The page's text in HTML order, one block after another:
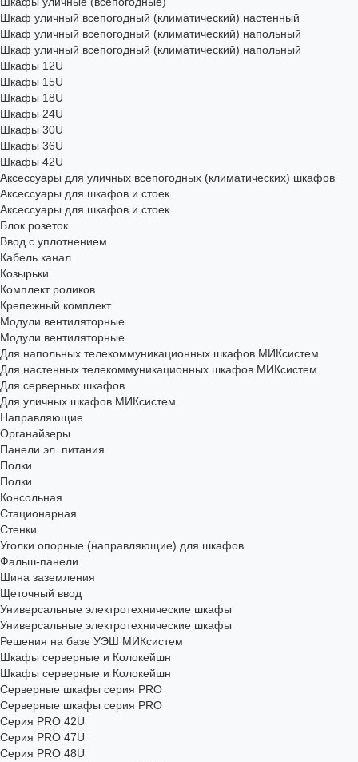
Шкаф уличный всепогодный (климатический) настенный
Шкаф уличный всепогодный (климатический) напольный
Шкаф уличный всепогодный (климатический) напольный
Шкафы 12U
Шкафы 15U
Шкафы 18U
Шкафы 24U
Шкафы 30U
Шкафы 36U
Шкафы 42U
Аксессуары для уличных всепогодных (климатических) шкафов
Аксессуары для шкафов и стоек
Аксессуары для шкафов и стоек
Блок розеток
Ввод с уплотнением
Кабель канал
Козырьки
Комплект роликов
Крепежный комплект
Модули вентиляторные
Модули вентиляторные
Для напольных телекоммуникационных шкафов МИКсистем
Для настенных телекоммуникационных шкафов МИКсистем
Для серверных шкафов
Для уличных шкафов МИКсистем
Направляющие
Органайзеры
Панели эл. питания
Полки
Полки
Консольная
Стационарная
Стенки
Уголки опорные (направляющие) для шкафов
Фальш-панели
Шина заземления
Щеточный ввод
Универсальные электротехнические шкафы
Универсальные электротехнические шкафы
Решения на базе УЭШ МИКсистем
Шкафы серверные и Колокейшн
Шкафы серверные и Колокейшн
Серверные шкафы серия PRO
Серверные шкафы серия PRO
Серия PRO 42U
Серия PRO 47U
Серия PRO 48U